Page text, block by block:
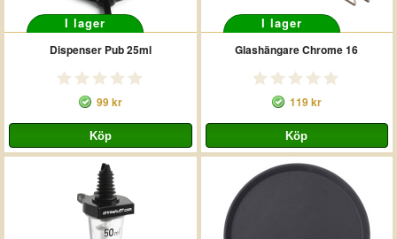
I lager
Dispenser Pub 25ml
99 kr
I lager
Glashängare Chrome 16
119 kr